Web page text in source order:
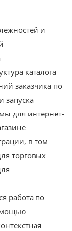
и
каталога
заказчика по
запуска
для интернет-
в том
торговых
работа по